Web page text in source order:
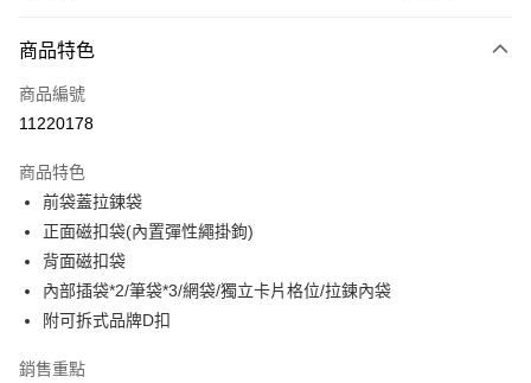
2.付款方式選擇「大哥付你分期」，訂單成立後會自動跳轉到大哥付的交易
成交易。
3.實際核准額度、可分期數及費用金額請依後續交易確認頁面所載為準。
消。如遇「轉專審核」未通過狀況，表示未達大哥付你分期系統評分，恕無
法說明評估內容。
【繳款方式說明】
1.分期款項不併入電信帳單，「大哥付你分期」於每月結算日後寄送繳費提
2.透過簡訊連結打開帳單後，可選擇「超商條碼／台灣大直營門市／銀行轉
帳／街口支付／iPASS MONEY」等通路繳費。
【注意事項】
用戶於交易時，得透過本服務購買商品或服務，並由商店將買賣／分期付款
運送方式
全家取貨付款
付款後全家取貨
每筆NT$100，滿NT$700(含以上)免運費
每筆NT$100，滿NT$900(含以上)免運費
商品特色
商品編號
11220178
商品特色
前袋蓋拉鍊袋
正面磁扣袋(內置彈性繩掛鉤)
背面磁扣袋
內部插袋*2/筆袋*3/網袋/獨立卡片格位/拉鍊內袋
附可拆式品牌D扣
銷售重點